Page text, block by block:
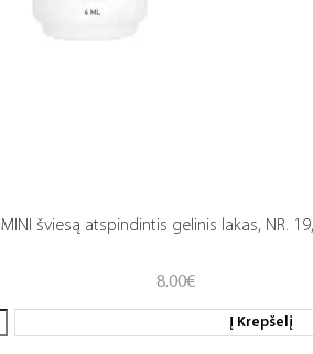
MINI šviesą atspindintis gelinis lakas, NR.
8.00€
Į Krepšelį